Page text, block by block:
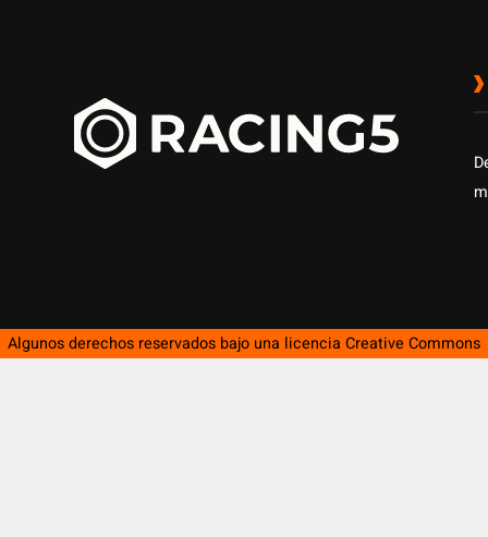
Algunos derechos reservados bajo una licencia Creative Commons